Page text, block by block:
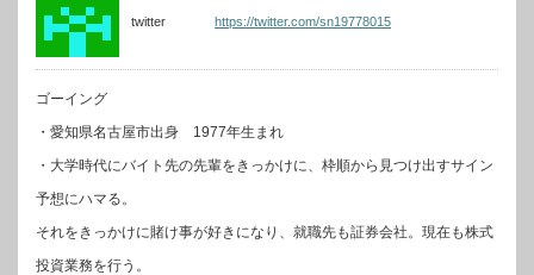
twitter https://twitter.com/sn19778015
ゴーイング
・愛知県名古屋市出身 1977年生まれ
・大学時代にバイト先の先輩をきっかけに、枠順から見つけ出すサイン
予想にハマる。
それをきっかけに賭け事が好きになり、就職先も証券会社。現在も株式
投資業務を行う。